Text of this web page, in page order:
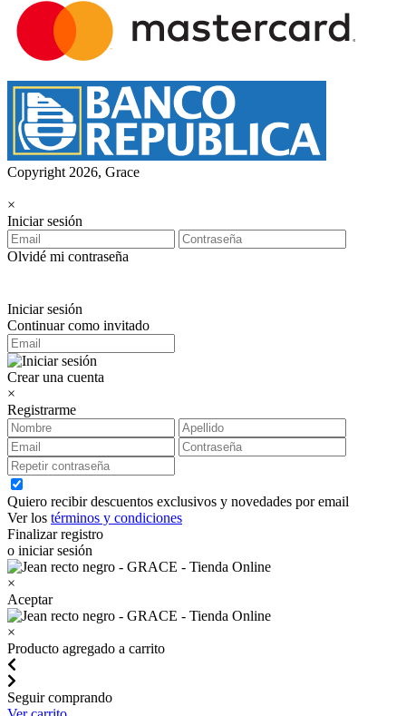
Copyright 2026, Grace
×
Iniciar sesión
Olvidé mi contraseña
Iniciar sesión
Continuar como invitado
Crear una cuenta
×
Registrarme
Quiero recibir descuentos exclusivos y novedades por email
Ver los términos y condiciones
Finalizar registro
o iniciar sesión
×
Aceptar
×
Producto agregado a carrito
Seguir comprando